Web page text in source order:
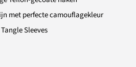
met perfecte camouflagekleur
Sleeves